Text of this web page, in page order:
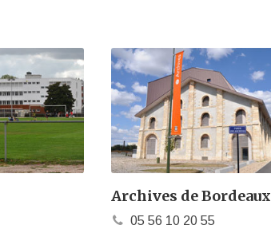
Archives de Bordeaux
05 56 10 20 55